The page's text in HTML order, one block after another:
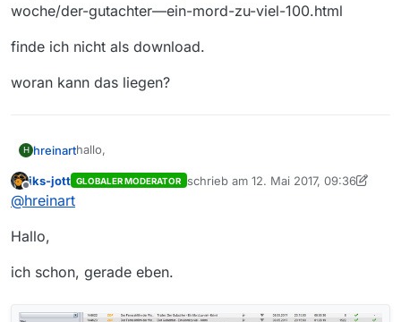
woche/der-gutachter—ein-mord-zu-viel-100.html
finde ich nicht als download.
woran kann das liegen?
H hreinarthallo,
die sendung:
Offline
iks-jott GLOBALER MODERATOR schrieb am 12. Mai 2017, 09:36
zuletzt editiert von iks-jott5. Dez.
@hreinart
Hallo,
ich schon, gerade eben.